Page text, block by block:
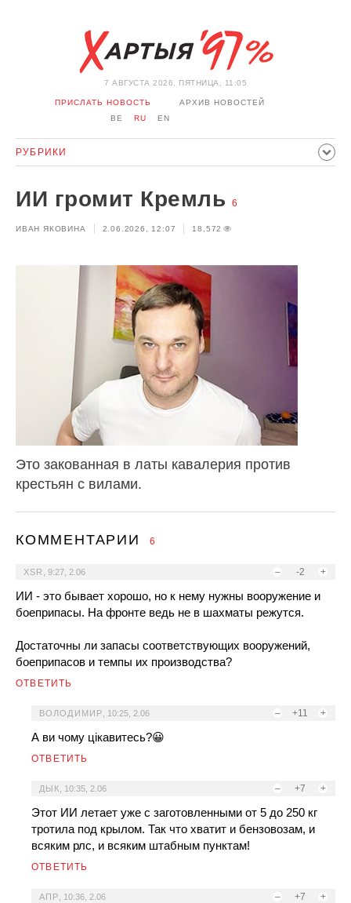
7 АВГУСТА 2026, ПЯТНИЦА, 11:05
ПРИСЛАТЬ НОВОСТЬ
АРХИВ НОВОСТЕЙ
BE
RU EN
РУБРИКИ
ПРОИСШЕСТВИЯ СПОРТ КУЛЬТУРА
МНЕНИЕ ИНТЕРВЬЮ ТЕХНОЛОГИИ
КОРОНАВИРУС БЕЛАРУСЬ В НАТО
ИИ громит Кремль 6
ИВАН ЯКОВИНА 2.06.2026, 12:07 18,572
Это закованная в латы кавалерия против
крестьян с вилами.
КОММЕНТАРИИ 6
– -2 +
XSR ,9:27, 2.06
ИИ - это бывает хорошо, но к нему нужны вооружение и
боеприпасы. На фронте ведь не в шахматы режутся.
Достаточны ли запасы соответствующих вооружений,
боеприпасов и темпы их производства?
ОТВЕТИТЬ
– +11 +
ВОЛОДИМИР 10:25, 2.06
А ви чому цікавитесь?😀
ОТВЕТИТЬ
– +7 +
ДЫК 10:35, 2.06
Этот ИИ летает уже с заготовленными от 5 до 250 кг
тротила под крылом. Так что хватит и бензовозам, и
всяким рлс, и всяким штабным пунктам!
ОТВЕТИТЬ
– +7 +
АПР 10:36, 2.06